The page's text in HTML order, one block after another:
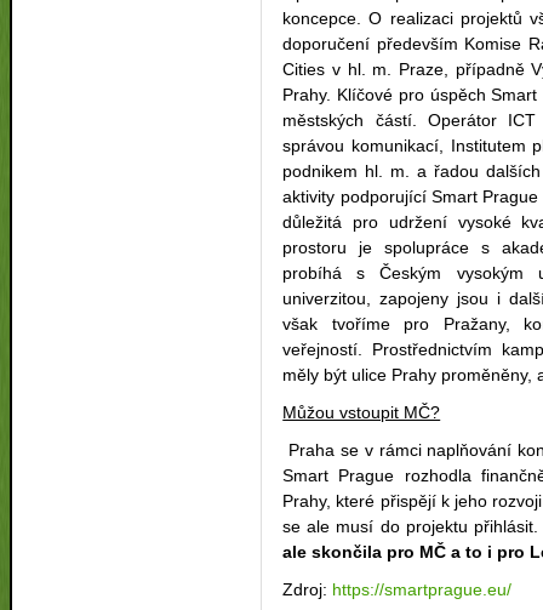
koncepce. O realizaci projektů
doporučení především Komise
Cities v hl. m. Praze, případně
Prahy. Klíčové pro úspěch
městských částí. Operátor
správou komunikací, Institutem
podnikem hl. m. a řadou
aktivity podporující Smart
důležitá pro udržení vysoké
prostoru je spolupráce s
probíhá s Českým vysokým
univerzitou, zapojeny jsou i
však tvoříme pro Pražany,
veřejností. Prostřednictvím
měly být ulice Prahy
Můžou vstoupit MČ?
Praha se v rámci naplňování
Smart Prague rozhodla
Prahy, které přispějí k jeho
se ale musí do projektu přihlásit.
ale skončila pro MČ a to i pro
Zdroj: https://smartprague.eu/